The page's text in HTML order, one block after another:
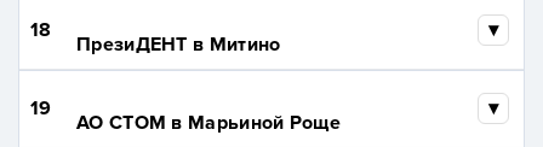
18
ПрезиДЕНТ в Митино
19
АО СТОМ в Марьиной Роще